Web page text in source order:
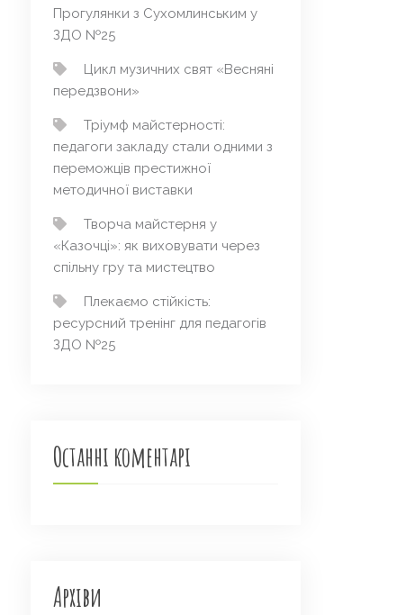
Прогулянки з Сухомлинським у
ЗДО №25
Цикл музичних свят «Весняні
передзвони»
Тріумф майстерності:
педагоги закладу стали одними з
переможців престижної
методичної виставки
Творча майстерня у
«Казочці»: як виховувати через
спільну гру та мистецтво
Плекаємо стійкість:
ресурсний тренінг для педагогів
ЗДО №25
Останні коментарі
Архіви